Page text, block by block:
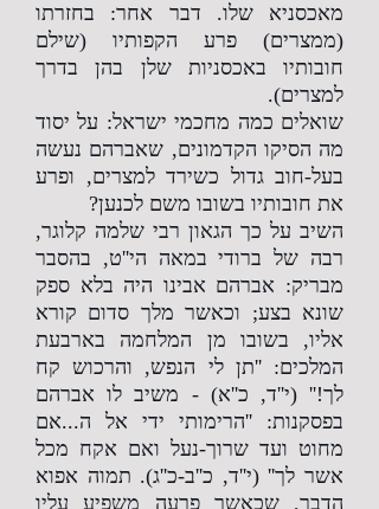
מאכסניא שלו. דבר אחר: בחזרתו
(ממצרים) פרע הקפותיו (שילם
חובותיו באכסניות שלן בהן בדרך
למצרים).
שואלים כמה מחכמי ישראל: על יסוד
מה הסיקו הקדמונים, שאברהם נעשה
בעל-חוב גדול כשירד למצרים, ופרע
את חובותיו בשובו משם לכנען?
השיב על כך הגאון רבי שלמה קלוגר,
רבה של ברודי במאה הי''ט, בהסבר
מבריק: אברהם אבינו היה בלא ספק
שונא בצע; וכאשר מלך סדום קורא
אליו, בשובו מן המלחמה בארבעת
המלכים: ''תן לי הנפש, והרכוש קח
לך!'' (י''ד, כ''א) - משיב לו אברהם
בפסקנות: ''הרימותי ידי אל ה...אם
מחוט ועד שרוך-נעל ואם אקח מכל
אשר לך'' (י''ד, כ''ב-כ''ג). תמוה אפוא
הדבר, שכאשר פרעה משפיע עליו